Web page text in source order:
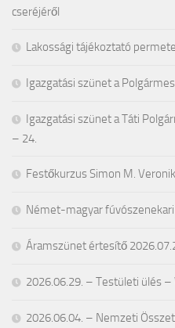
cseréjéről
Lakossági tájékoztató
Igazgatási szünet a
Igazgatási szünet a Táti
– 24.
Festőkurzus Simon M.
Német-magyar
Áramszünet értesítő
2026.06.29. – Testületi ülés –
2026.06.04. – Nemzeti